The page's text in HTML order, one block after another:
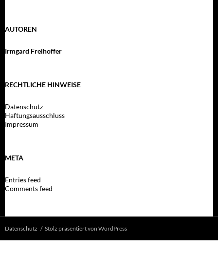
AUTOREN
Irmgard Freihoffer
RECHTLICHE HINWEISE
Datenschutz
Haftungsausschluss
Impressum
META
Entries feed
Comments feed
Datenschutz Stolz präsentiert von WordPress